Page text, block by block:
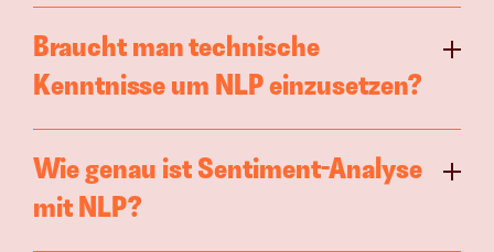
Braucht man technische
Kenntnisse um NLP einzusetzen?
Wie genau ist Sentiment-Analyse
mit NLP?